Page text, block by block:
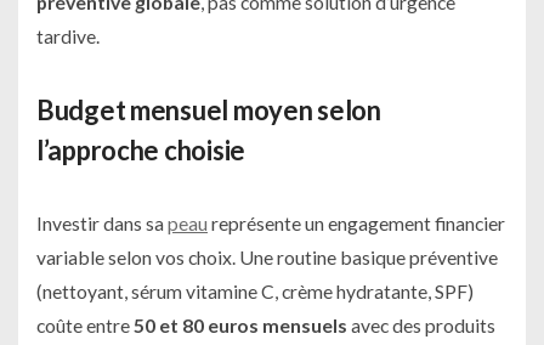
tardive.
Budget mensuel moyen selon
l’approche choisie
Investir dans sapeau représente un engagement financier
variable selon vos choix. Une routine basique préventive
(nettoyant, sérum vitamine C, crème hydratante, SPF)
coûte entre 50 et 80 euros mensuels avec des produits